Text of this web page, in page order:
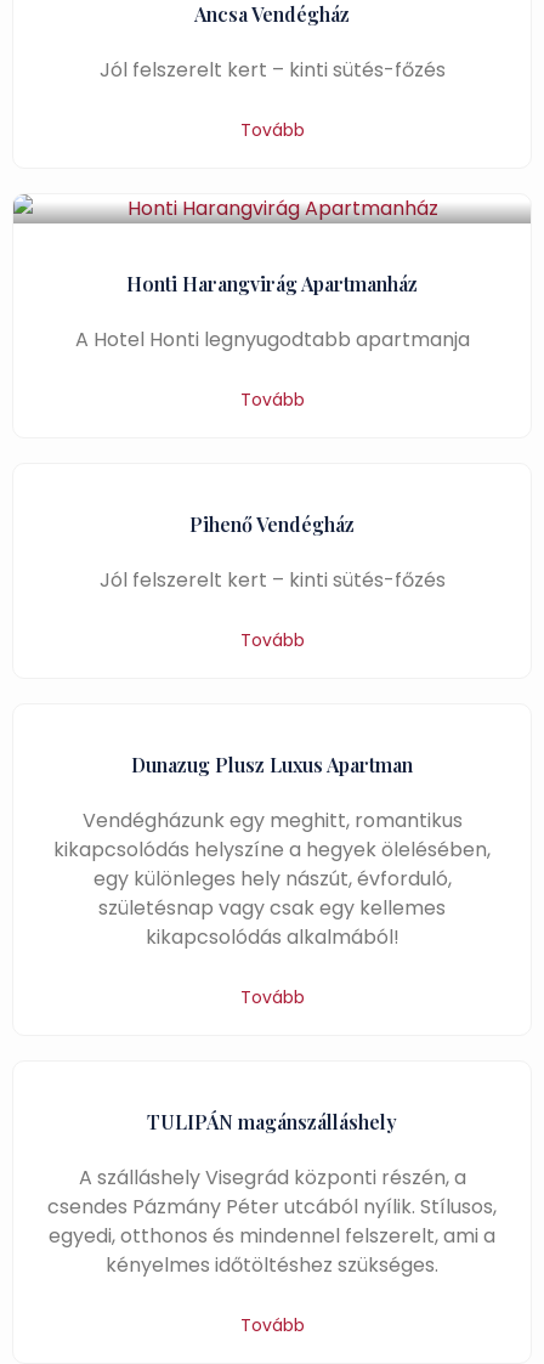
Ancsa Vendégház
Jól felszerelt kert – kinti sütés-főzés
Tovább
Honti Harangvirág Apartmanház
A Hotel Honti legnyugodtabb apartmanja
Tovább
Pihenő Vendégház
Jól felszerelt kert – kinti sütés-főzés
Tovább
Dunazug Plusz Luxus Apartman
Vendégházunk egy meghitt, romantikus
kikapcsolódás helyszíne a hegyek ölelésében,
egy különleges hely nászút, évforduló,
születésnap vagy csak egy kellemes
kikapcsolódás alkalmából!
Tovább
TULIPÁN magánszálláshely
A szálláshely Visegrád központi részén, a
csendes Pázmány Péter utcából nyílik. Stílusos,
egyedi, otthonos és mindennel fel­szerelt, ami a
kényelmes időtöltéshez szükséges.
Tovább